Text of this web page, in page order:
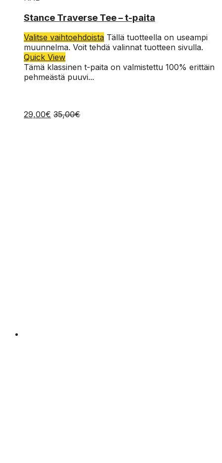
Stance Traverse Tee – t-paita
Valitse vaihtoehdoista Tällä tuotteella on useampi
muunnelma. Voit tehdä valinnat tuotteen sivulla.
Quick View
Tämä klassinen t-paita on valmistettu 100% erittäin
pehmeästä puuvi...
29,00€ 35,00€